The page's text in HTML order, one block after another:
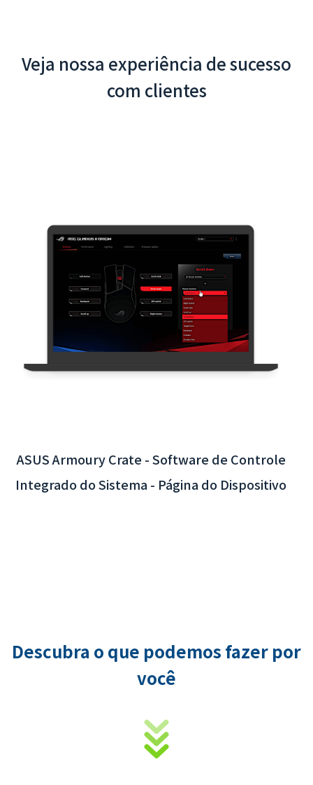
Veja nossa experiência de sucesso
com clientes
App Interativo do Aeroporto Internacional
de Taoyuan - Integração do Sistema de Back-
Descubra o que podemos fazer por
você